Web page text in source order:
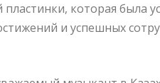
которая была
и успешных